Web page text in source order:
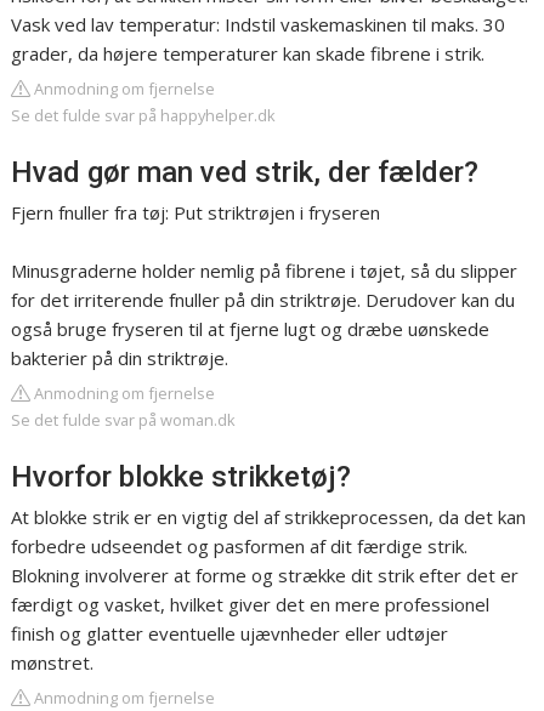
Vask ved lav temperatur: Indstil vaskemaskinen til maks. 30
grader, da højere temperaturer kan skade fibrene i strik.
Anmodning om fjernelse
Se det fulde svar på happyhelper.dk
Hvad gør man ved strik, der fælder?
Fjern fnuller fra tøj: Put striktrøjen i fryseren
Minusgraderne holder nemlig på fibrene i tøjet, så du slipper
for det irriterende fnuller på din striktrøje. Derudover kan du
også bruge fryseren til at fjerne lugt og dræbe uønskede
bakterier på din striktrøje.
Anmodning om fjernelse
Se det fulde svar på woman.dk
Hvorfor blokke strikketøj?
At blokke strik er en vigtig del af strikkeprocessen, da det kan
forbedre udseendet og pasformen af dit færdige strik.
Blokning involverer at forme og strække dit strik efter det er
færdigt og vasket, hvilket giver det en mere professionel
finish og glatter eventuelle ujævnheder eller udtøjer
mønstret.
Anmodning om fjernelse